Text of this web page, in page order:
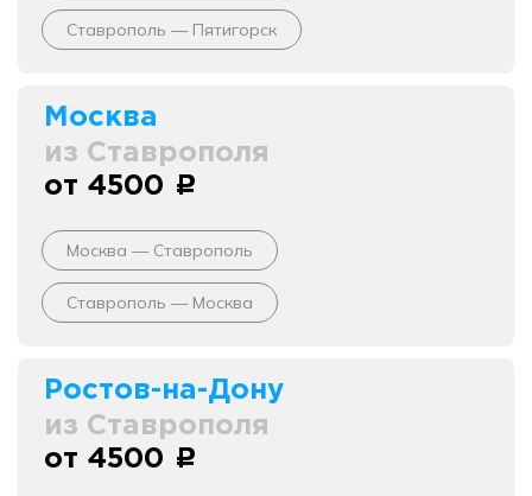
Ставрополь — Пятигорск
Москва
из Ставрополя
от 4500 c
Москва — Ставрополь
Ставрополь — Москва
Ростов-на-Дону
из Ставрополя
от 4500 c